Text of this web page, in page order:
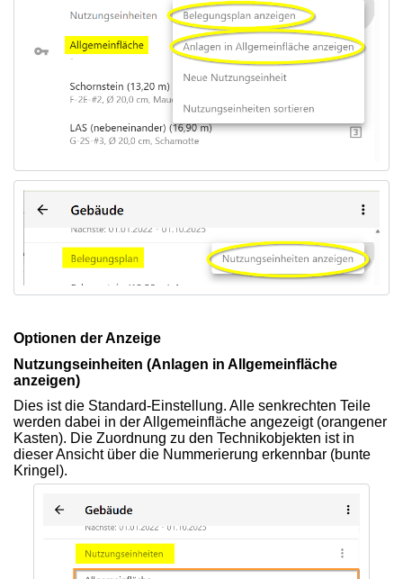
Optionen der Anzeige
Nutzungseinheiten (Anlagen in Allgemeinfläche
anzeigen)
Dies ist die Standard-Einstellung. Alle senkrechten Teile
werden dabei in der Allgemeinfläche angezeigt (orangener
Kasten). Die Zuordnung zu den Technikobjekten ist in
dieser Ansicht über die Nummerierung erkennbar (bunte
Kringel).